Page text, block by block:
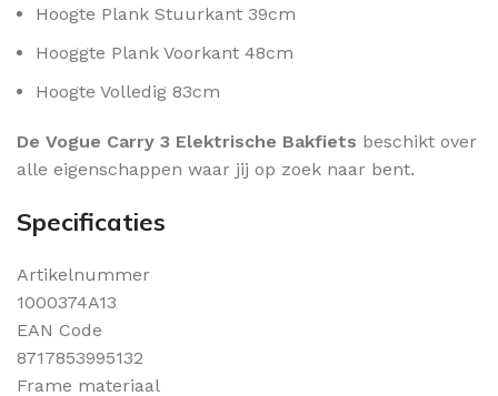
Hoogte Plank Stuurkant 39cm
Hooggte Plank Voorkant 48cm
Hoogte Volledig 83cm
De Vogue Carry 3 Elektrische Bakfiets beschikt over
alle eigenschappen waar jij op zoek naar bent.
Specificaties
Artikelnummer
1000374A13
EAN Code
8717853995132
Frame materiaal